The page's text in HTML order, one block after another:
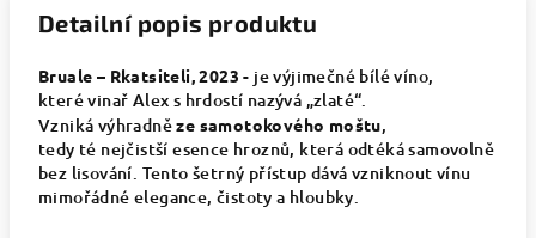
Detailní popis produktu
Bruale – Rkatsiteli, 2023 - je výjimečné bílé víno,
které vinař Alex s hrdostí nazývá „zlaté“.
Vzniká výhradněze samotokového moštu,
tedy té nejčistší esence hroznů, která odtéká samovolně
bez lisování. Tento šetrný přístup dává vzniknout vínu
mimořádné elegance, čistoty a hloubky.